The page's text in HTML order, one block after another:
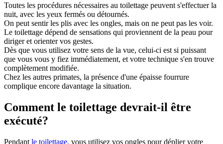
Toutes les procédures nécessaires au toilettage peuvent s'effectuer la
nuit, avec les yeux fermés ou détournés.
On peut sentir les plis avec les ongles, mais on ne peut pas les voir.
Le toilettage dépend de sensations qui proviennent de la peau pour
diriger et orienter vos gestes.
Dès que vous utilisez votre sens de la vue, celui-ci est si puissant
que vous vous y fiez immédiatement, et votre technique s'en trouve
complètement modifiée.
Chez les autres primates, la présence d'une épaisse fourrure
complique encore davantage la situation.
Comment le toilettage devrait-il être
exécuté?
Pendant le toilettage, vous utilisez vos ongles pour déplier votre